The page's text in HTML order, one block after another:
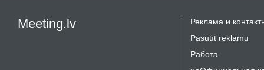
Meeting.lv
Реклама и
Pasūtīt reklāmu
Работа